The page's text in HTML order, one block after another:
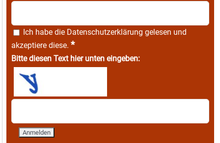
Ich habe die Datenschutzerklärung gelesen und
akzeptiere diese. *
Bitte diesen Text hier unten eingeben: